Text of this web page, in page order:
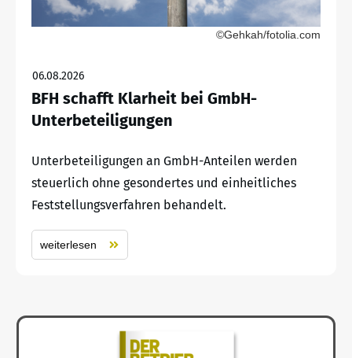
©Gehkah/fotolia.com
06.08.2026
BFH schafft Klarheit bei GmbH-
Unterbeteiligungen
Unterbeteiligungen an GmbH-Anteilen werden
steuerlich ohne gesondertes und einheitliches
Feststellungsverfahren behandelt.
weiterlesen